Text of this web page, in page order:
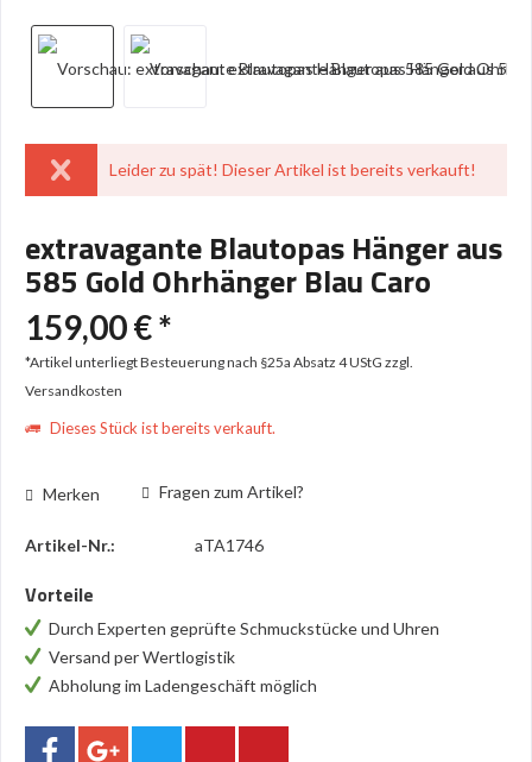
Leider zu spät! Dieser Artikel ist bereits verkauft!
extravagante Blautopas Hänger aus
585 Gold Ohrhänger Blau Caro
159,00 € *
*Artikel unterliegt Besteuerung nach §25a Absatz 4 UStG zzgl.
Versandkosten
Dieses Stück ist bereits verkauft.
Merken Fragen zum Artikel?
Artikel-Nr.: aTA1746
Vorteile
Durch Experten geprüfte Schmuckstücke und Uhren
Versand per Wertlogistik
Abholung im Ladengeschäft möglich